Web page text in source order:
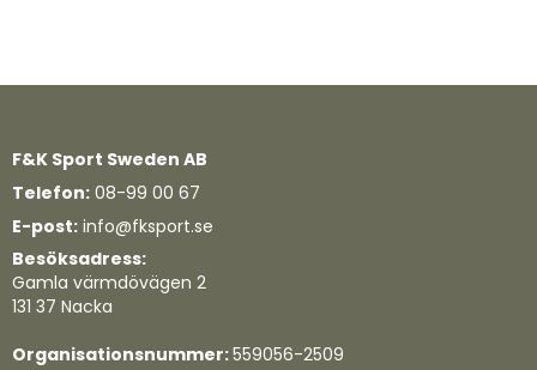
F&K Sport Sweden AB
Telefon: 08-99 00 67
E-post: info@fksport.se
Besöksadress:
Gamla värmdövägen 2
131 37 Nacka
Organisationsnummer:559056-2509